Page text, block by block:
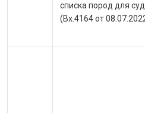
списка пород для
(Вх.4164 от